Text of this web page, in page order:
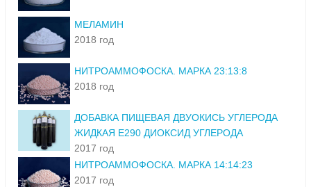
МЕЛАМИН
2018 год
НИТРОАММОФОСКА. МАРКА 23:13:8
2018 год
ДОБАВКА ПИЩЕВАЯ ДВУОКИСЬ УГЛЕРОДА
ЖИДКАЯ Е290 ДИОКСИД УГЛЕРОДА
2017 год
НИТРОАММОФОСКА. МАРКА 14:14:23
2017 год